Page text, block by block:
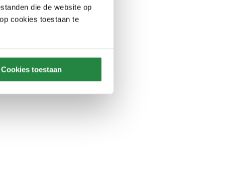
die de website op
cookies toestaan te
Cookies toestaan